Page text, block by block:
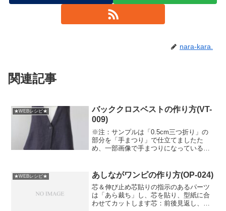
nara-kara.
関連記事
★WEBレシピ★
バッククロスベストの作り方(VT-
009)
※注：サンプルは「0.5cm三つ折り」の
部分を「手まつり」で仕立てましたた
め、一部画像で手まつりになっているも
カーブを縫います縫い代に切り込みを入
れ、表に返してアイロン...
★WEBレシピ★ あしながワンピの作り方(OP-024)
芯＆伸び止め芯貼りの指示のあるパーツ
は「あら裁ち」し、芯を貼り、型紙に合
わせてカットします芯：前後見返し、前